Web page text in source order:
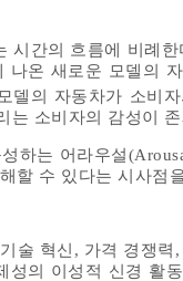
시간의 흐름에 비례
나온 새로운 모델의
델의 자동차가 소비
는 소비자의 감성이
하는 어라우설
할 수 있다는 시사점
술 혁신, 가격 경쟁
성의 이성적 신경 활